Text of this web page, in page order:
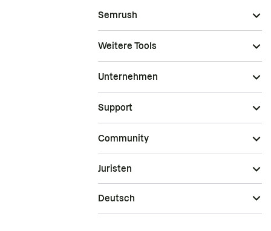
Semrush
Weitere Tools
Unternehmen
Support
Community
Juristen
Deutsch